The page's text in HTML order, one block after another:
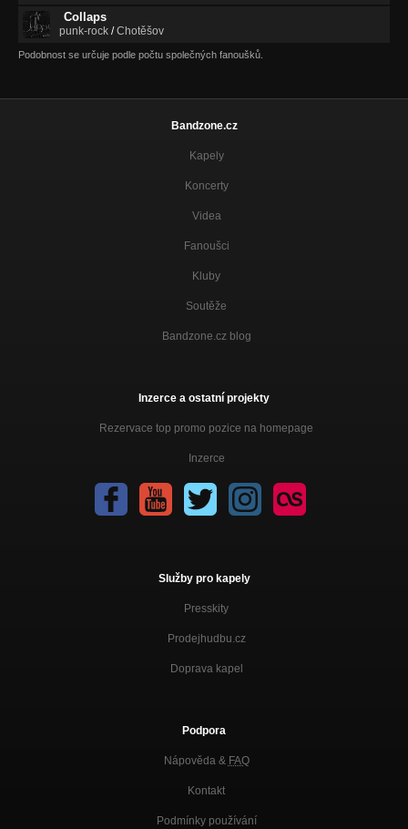
Collaps
punk-rock /Chotěšov
Podobnost se určuje podle počtu společných fanoušků.
Bandzone.cz
Kapely
Koncerty
Videa
Fanoušci
Kluby
Soutěže
Bandzone.cz blog
Inzerce a ostatní projekty
Rezervace top promo pozice na homepage
Inzerce
Služby pro kapely
Presskity
Prodejhudbu.cz
Doprava kapel
Podpora
Nápověda & FAQ
Kontakt
Podmínky používání